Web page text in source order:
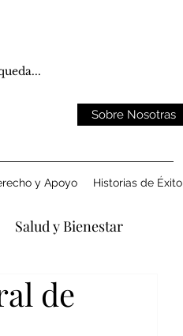
Sobre Nosotras
y Apoyo Historias de Éxito
Salud y Bienestar
la Pérdida
de